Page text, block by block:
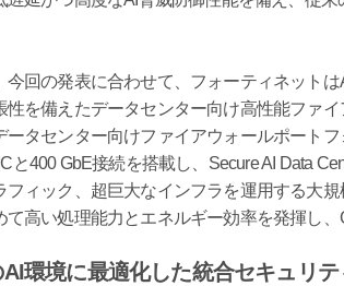
今回の発表に合わせて、フォーティネット
性を備えたデータセンター向け高性能ファイ
ータセンター向けファイアウォールポート
と400 GbE接続を搭載し、Secure AI Data
フィック、超巨大なインフラを運用する大
て高い処理能力とエネルギー効率を発揮し
環境に最適化した統合セキュリ